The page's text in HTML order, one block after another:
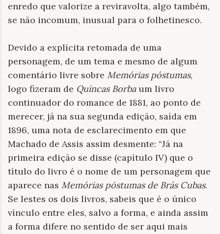
enredo que valorize a reviravolta, algo também,
se não incomum, inusual para o folhetinesco.
Devido a explícita retomada de uma
personagem, de um tema e mesmo de algum
comentário livre sobre Memórias póstumas,
logo fizeram de Quincas Borbaum livro
continuador do romance de 1881, ao ponto de
merecer, já na sua segunda edição, saída em
1896, uma nota de esclarecimento em que
Machado de Assis assim desmente: “Já na
primeira edição se disse (capítulo IV) que o
título do livro é o nome de um personagem que
aparece nas Memórias póstumas de Brás Cubas.
Se lestes os dois livros, sabeis que é o único
vínculo entre eles, salvo a forma, e ainda assim
a forma difere no sentido de ser aqui mais